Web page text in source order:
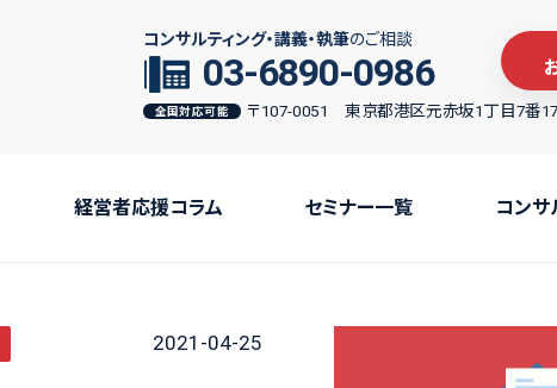
コンサルティング・講義・執筆のご相談
03-6890-0986
全国対応可能 〒107-0051 東京都港区元赤坂1丁目7番
経営者応援コラム セミナー一覧 コンサ
2021-04-25